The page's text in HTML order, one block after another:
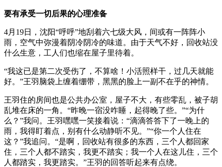
要有承受一切后果的心理准备
4月19日，沈阳“呼呼”地刮着六七级大风，间或有一阵阵小
雨，空气中弥漫着阴冷阴冷的味道。由于天气不好，回收站没
什么生意，工人们也缩在屋子里待着。
“我这已是第二次受伤了，不算啥！小活照样干，过几天就能
好。”王羽脑袋上缠着绷带，黑黑的脸上一副不在乎的神情。
王羽住的房间也是公共办公室，屋子不大，有些零乱，被子胡
乱堆在床的一角。“昨晚一宿没咋睡，起得晚了些。”“为什
么？”我问。王羽嘿嘿一笑接着说：“滴滴答答下了一晚上的
雨，我得盯着点，别有什么动静听不见。”“你一个人住在
这？”我追问。“是啊，回收站有很多的东西，三个人都回家
住，三个人都不踏实，我更不踏实；我一个人在这儿住，三个
人都踏实，我更踏实。”王羽的回答听起来有点绕。